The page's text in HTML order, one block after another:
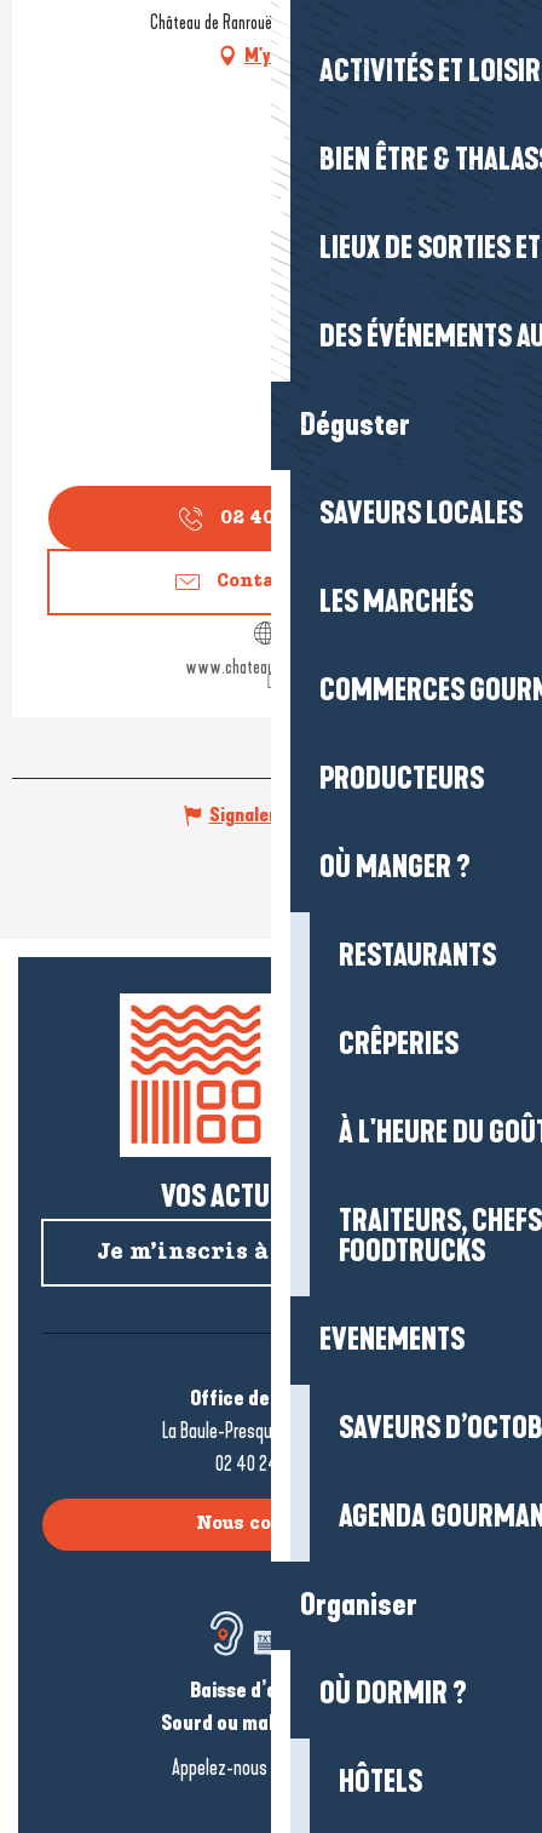
ACTIVITÉS ET
BIEN ÊTRE &
LIEUX DE SORTIES
DES ÉVÉNEMENTS
Déguster
SAVEURS LOCALES
LES MARCHÉS
COMMERCES
PRODUCTEURS
OÙ MANGER ?
RESTAURANTS
CRÊPERIES
À L'HEURE DU
TRAITEURS,
FOODTRUCKS
EVENEMENTS
SAVEURS
AGENDA
Organiser
OÙ DORMIR ?
HÔTELS
Château de Ranrouët, 44410 Herbignac
M'y rendre
02 40 88 96▒▒
Contactez-nous
www.chateauderanrouet.fr
Signaler une erreur
VOS ACTUS SALÉES !
Je m’inscris à la newsletter
Office de tourisme
La Baule-Presqu’île de Guérande
02 40 24 34 44
Nous contacter
Baisse d’audition ?
Sourd ou malentendant ?
Appelez-nous en
cliquant-ici